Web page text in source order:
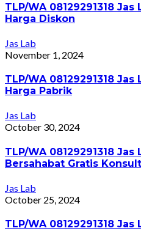
TLP/WA 08129291318
Harga Diskon
Jas Lab
November 1, 2024
TLP/WA 08129291318
Harga Pabrik
Jas Lab
October 30, 2024
TLP/WA 08129291318
Bersahabat Gratis
Jas Lab
October 25, 2024
TLP/WA 08129291318